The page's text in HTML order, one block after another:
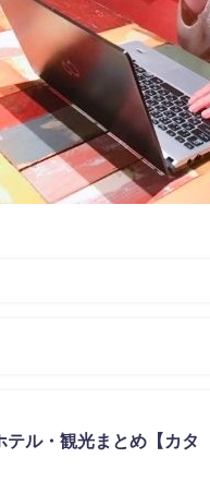
ル・観光まとめ【カタ